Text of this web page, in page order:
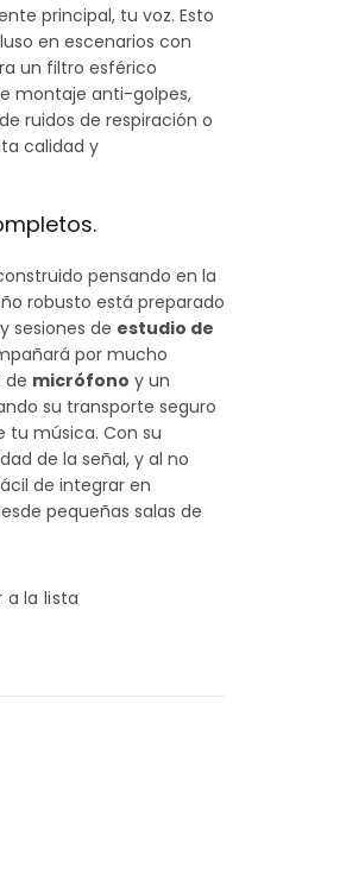
principal, tu voz. Esto
en escenarios con
un filtro esférico
montaje anti-golpes,
ruidos de respiración o
calidad y
pensando en la
robusto está preparado
sesiones de estudio de
por mucho
de micrófono y un
su transporte seguro
tu música. Con su
de la señal, y al no
de integrar en
pequeñas salas de
cantidad
a la lista